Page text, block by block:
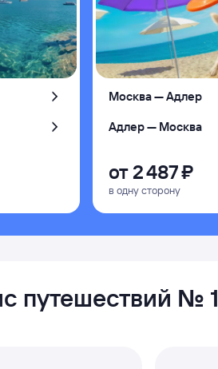
Москва — Адлер
Адлер — Москва
от 2 ⁠487 ⁠₽
в одну сторону
путешествий № 1